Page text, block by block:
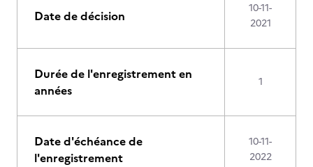
Date de décision
10-11-
2021
Durée de l'enregistrement en
années
1
Date d'échéance de
l'enregistrement
10-11-
2022